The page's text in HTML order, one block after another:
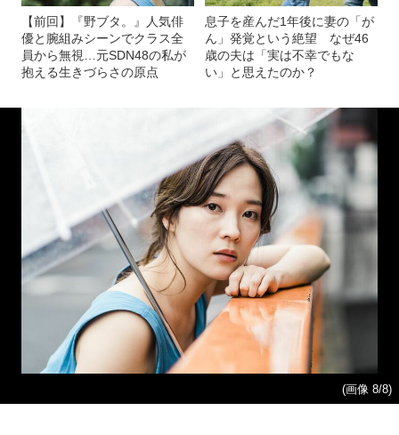
【前回】『野ブタ。』人気俳
優と腕組みシーンでクラス全
員から無視…元SDN48の私が
抱える生きづらさの原点
息子を産んだ1年後に妻の「が
ん」発覚という絶望 なぜ46
歳の夫は「実は不幸でもな
い」と思えたのか？
(画像 8/8)